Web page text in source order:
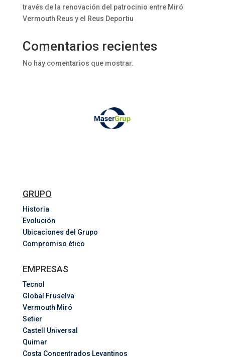
través de la renovación del patrocinio entre Miró
Vermouth Reus y el Reus Deportiu
Comentarios recientes
No hay comentarios que mostrar.
GRUPO
Historia
Evolución
Ubicaciones del Grupo
Compromiso ético
EMPRESAS
Tecnol
Global Fruselva
Vermouth Miró
Setier
Castell Universal
Quimar
Costa Concentrados Levantinos